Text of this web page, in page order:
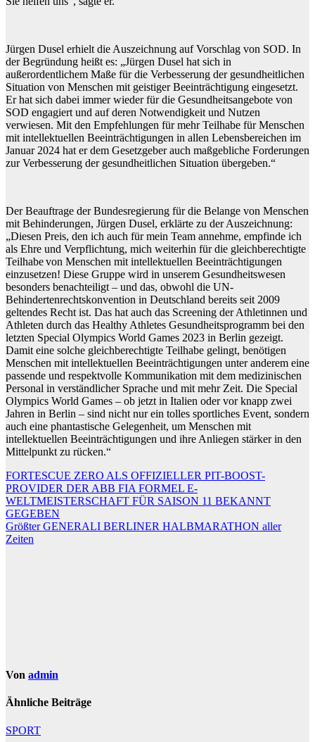
Jürgen Dusel erhielt die Auszeichnung auf Vorschlag von SOD. In
der Begründung heißt es: „Jürgen Dusel hat sich in
außerordentlichem Maße für die Verbesserung der gesundheitlichen
Situation von Menschen mit geistiger Beeinträchtigung eingesetzt.
Er hat sich dabei immer wieder für die Gesundheitsangebote von
SOD engagiert und auf deren Notwendigkeit und Nutzen
verwiesen. Mit den Empfehlungen für mehr Teilhabe für Menschen
mit intellektuellen Beeinträchtigungen in allen Lebensbereichen im
Januar 2024 hat er dem Gesetzgeber auch maßgebliche Forderungen
zur Verbesserung der gesundheitlichen Situation übergeben.“
Der Beauftrage der Bundesregierung für die Belange von Menschen
mit Behinderungen, Jürgen Dusel, erklärte zu der Auszeichnung:
„Diesen Preis, den ich auch für mein Team annehme, empfinde ich
als Ehre und Verpflichtung, mich weiterhin für die gleichberechtigte
Teilhabe von Menschen mit intellektuellen Beeinträchtigungen
einzusetzen! Diese Gruppe wird in unserem Gesundheitswesen
besonders benachteiligt – und das, obwohl die UN-
Behindertenrechtskonvention in Deutschland bereits seit 2009
geltendes Recht ist. Das hat auch das Screening der Athletinnen und
Athleten durch das Healthy Athletes Gesundheitsprogramm bei den
letzten Special Olympics World Games 2023 in Berlin gezeigt.
Damit eine solche gleichberechtigte Teilhabe gelingt, benötigen
Menschen mit intellektuellen Beeinträchtigungen unter anderem eine
passende und respektvolle Kommunikation mit dem medizinischen
Personal in verständlicher Sprache und mit mehr Zeit. Die Special
Olympics World Games – ob jetzt in Italien oder vor knapp zwei
Jahren in Berlin – sind nicht nur ein tolles sportliches Event, sondern
auch eine phantastische Gelegenheit, um Menschen mit
intellektuellen Beeinträchtigungen und ihre Anliegen stärker in den
Mittelpunkt zu rücken.“
Beitragsnavigation
FORTESCUE ZERO ALS OFFIZIELLER PIT-BOOST-
PROVIDER DER ABB FIA FORMEL E-
WELTMEISTERSCHAFT FÜR SAISON 11 BEKANNT
GEGEBEN
Größter GENERALI BERLINER HALBMARATHON aller
Zeiten
Von admin
Ähnliche Beiträge
SPORT